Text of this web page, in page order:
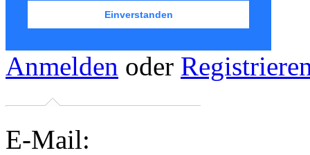
Einverstanden
Anmelden oder
E-Mail: